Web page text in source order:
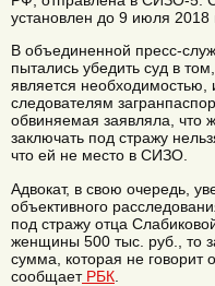
установлен до 9 июля 2018
В объединенной пресс-
пытались убедить суд в
является необходимостью,
следователям
обвиняемая заявляла, что
заключать под стражу
что ей не место в СИЗО.
Адвокат, в свою очередь,
объективного
под стражу отца
женщины 500 тыс. руб., то
сумма, которая не говорит
сообщаетРБК